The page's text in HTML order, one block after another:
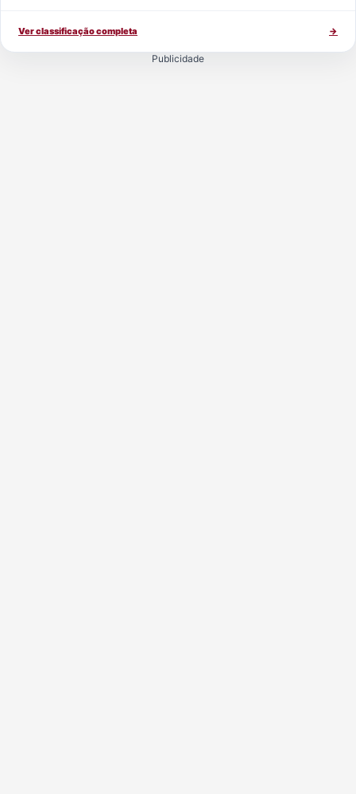
Ver classificação completa →
Publicidade